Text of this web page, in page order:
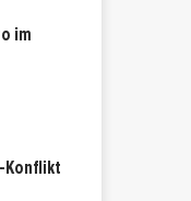
im
Konflikt